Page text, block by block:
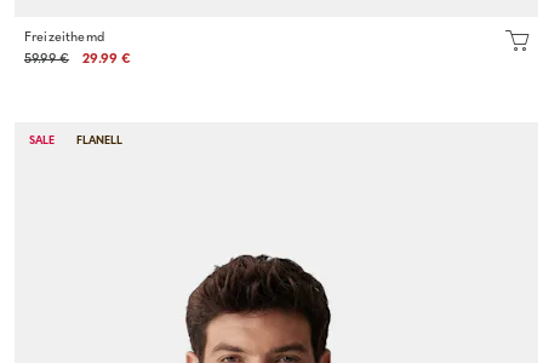
Freizeithemd
59.99 €
29.99 €
SALE FLANELL